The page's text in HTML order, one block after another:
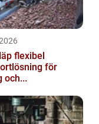
för
och...